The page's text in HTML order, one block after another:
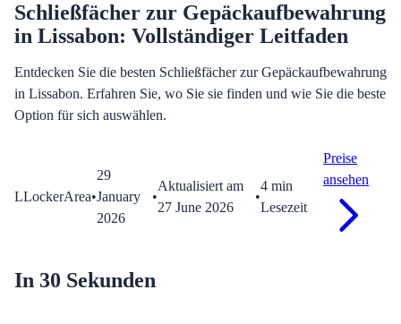
Schließfächer zur Gepäckaufbewahrung
in Lissabon: Vollständiger Leitfaden
Entdecken Sie die besten Schließfächer zur Gepäckaufbewahrung
in Lissabon. Erfahren Sie, wo Sie sie finden und wie Sie die beste
Option für sich auswählen.
LLockerArea•
29
January
2026
•
Aktualisiert am
27 June 2026
•
4min
Lesezeit
Preise
ansehen
In 30 Sekunden